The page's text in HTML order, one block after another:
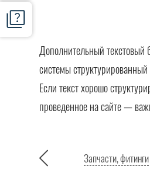
Дополнительный текстовый
системы
Если текст хорошо
проведенное на сайте —
Запчасти, фитинги